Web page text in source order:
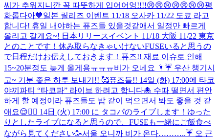
씨가 추워지니깐 꼭 따뜻하게 입어어엉!!!!😢😢😢😢😢😢😢평
화롭다아💙일본 릴리즈 이벤트 11/18 오사카 11/22 도쿄 라고
합니다! 휴일 내야하는 퓨즈들 있을것같애서 일정만 빠르게
올리고 갈게요~! 日本リリースイベント 11/18 大阪 11/22 東京
とのことです！休み取らなきゃいけないFUSEいると思うの
で日程だけお伝えしておきます！ 퓨즈!! 재료 이슈로 인해
15~20분정도 늦게 올게용ㅠㅠㅠ비가 오네요 🌂☔️ 우산 챙기시
고~ 기분 좋은 하루 보내기!! 🥰퓨즈들!! 14일 (화) 17:00에 타코
야끼파티 “타코파” 라이브 하려고 합니다🐙 수따 떨면서 편안
하게 할 예정이라 퓨즈들도 밥 같이 먹으면서 봐도 좋을 것 같
애요😌✌🏻 14日 (火) 17:00 に タコパのライブします！ゆった
りとしたライブになると思うので、FUSEも一緒にご飯食べ
ながら見てください🥳서울 오니까 비가 온다………..☔️ 오 근